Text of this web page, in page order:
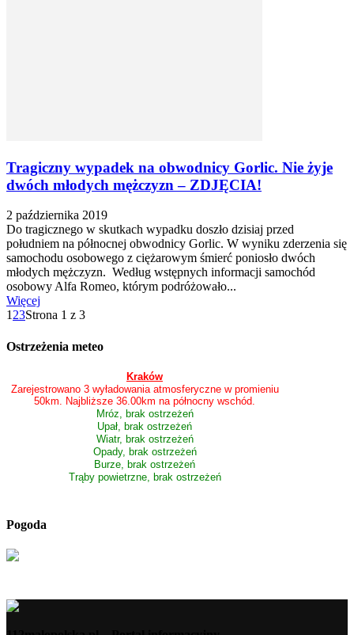
Tragiczny wypadek na obwodnicy Gorlic. Nie żyje
dwóch młodych mężczyzn – ZDJĘCIA!
2 października 2019
Do tragicznego w skutkach wypadku doszło dzisiaj przed
południem na północnej obwodnicy Gorlic. W wyniku zderzenia się
samochodu osobowego z ciężarowym śmierć poniosło dwóch
młodych mężczyzn. Według wstępnych informacji samochód
osobowy Alfa Romeo, którym podróżowało...
Więcej
1 23Strona 1 z 3
Ostrzeżenia meteo
Kraków
Zarejestrowano 3 wyładowania atmosferyczne w promieniu
50km. Najbliższe 36.00km na północny wschód.
Mróz, brak ostrzeżeń
Upał, brak ostrzeżeń
Wiatr, brak ostrzeżeń
Opady, brak ostrzeżeń
Burze, brak ostrzeżeń
Trąby powietrzne, brak ostrzeżeń
Pogoda